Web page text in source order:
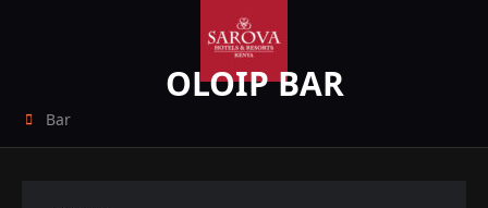
OLOIP BAR
Bar